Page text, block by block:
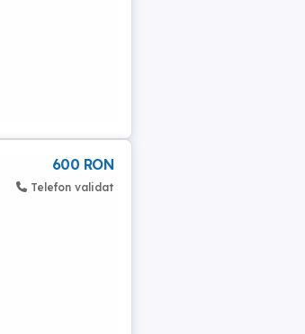
600 RON
Telefon validat